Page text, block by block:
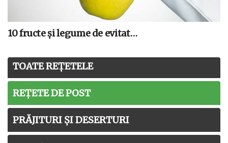
10 fructe și legume de evitat…
TOATE REȚETELE
REȚETE DE POST
PRĂJITURI ȘI DESERTURI